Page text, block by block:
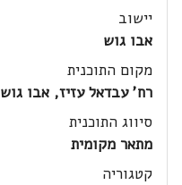
יישוב
אבו גוש
מקום התוכנית
רח' עבדאל עזיז, אבו גוש
סיווג התוכנית
מתאר מקומית
קטגוריה